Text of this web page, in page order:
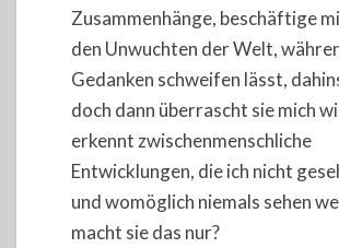
Zusammenhänge, beschäftige
den Unwuchten der Welt,
Gedanken schweifen lässt,
doch dann überrascht sie mich
erkennt zwischenmenschliche
Entwicklungen, die ich nicht
und womöglich niemals sehen
macht sie das nur?